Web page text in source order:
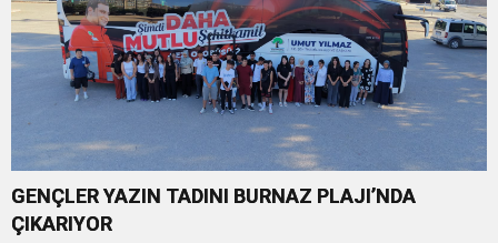
GENÇLER YAZIN TADINI BURNAZ PLAJI’NDA
ÇIKARIYOR